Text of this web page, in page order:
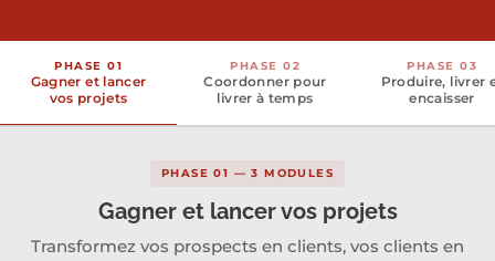
PHASE 01
Gagner et lancer
vos projets
PHASE 02
Coordonner pour
livrer à temps
PHASE 03
Produire, livrer
encaisser
PHASE 01 — 3 MODULES
Gagner et lancer vos projets
Transformez vos prospects en clients, vos clients en